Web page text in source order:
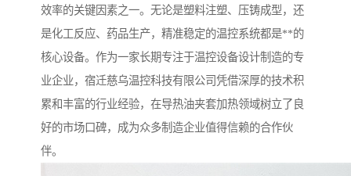
效率的关键因素之一。无论是塑料注塑、压铸成型，还
是化工反应、药品生产，精准稳定的温控系统都是**的
核心设备。作为一家长期专注于温控设备设计制造的专
业企业，宿迁慈乌温控科技有限公司凭借深厚的技术积
累和丰富的行业经验，在导热油夹套加热领域树立了良
好的市场口碑，成为众多制造企业值得信赖的合作伙
伴。